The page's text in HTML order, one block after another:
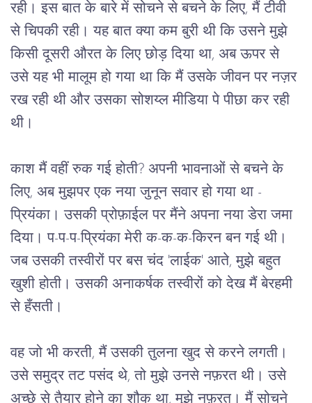
रही। इस बात के बारे में सोचने से बचने के लिए, मैं टीवी
से चिपकी रही। यह बात क्या कम बुरी थी कि उसने मुझे
किसी दूसरी औरत के लिए छोड़ दिया था, अब ऊपर से
उसे यह भी मालूम हो गया था कि मैं उसके जीवन पर नज़र
रख रही थी और उसका सोशय्ल मीडिया पे पीछा कर रही
थी।
काश मैं वहीं रुक गई होती? अपनी भावनाओं से बचने के
लिए, अब मुझपर एक नया जुनून सवार हो गया था -
प्रियंका। उसकी प्रोफ़ाईल पर मैंने अपना नया डेरा जमा
दिया। प-प-प-प्रियंका मेरी क-क-क-किरन बन गई थी।
जब उसकी तस्वीरों पर बस चंद 'लाईक' आते, मुझे बहुत
खुशी होती। उसकी अनाकर्षक तस्वीरों को देख मैं बेरहमी
से हँसती।
वह जो भी करती, मैं उसकी तुलना खुद से करने लगती।
उसे समुद्र तट पसंद थे, तो मुझे उनसे नफ़रत थी। उसे
अच्छे से तैयार होने का शौक था, मुझे नफ़रत। मैं सोचने